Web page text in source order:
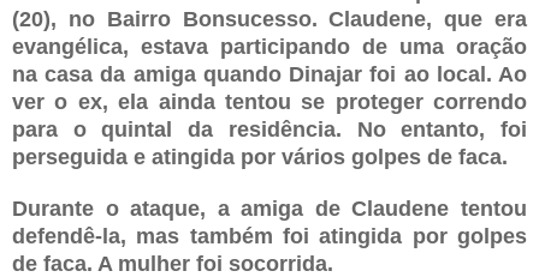
(20), no Bairro Bonsucesso. Claudene, que era
evangélica, estava participando de uma oração
na casa da amiga quando Dinajar foi ao local. Ao
ver o ex, ela ainda tentou se proteger correndo
para o quintal da residência. No entanto, foi
perseguida e atingida por vários golpes de faca.
Durante o ataque, a amiga de Claudene tentou
defendê-la, mas também foi atingida por golpes
de faca. A mulher foi socorrida.